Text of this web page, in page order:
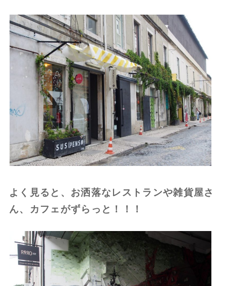
よく見ると、お洒落なレストランや雑貨屋さ
ん、カフェがずらっと！！！